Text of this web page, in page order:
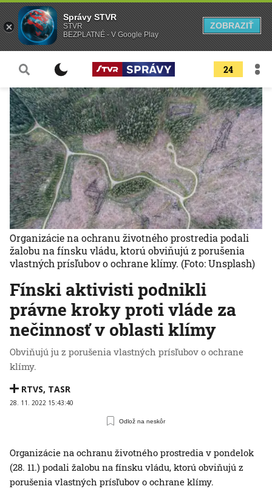
24
Fínski aktivisti podnikli
právne kroky proti vláde za
nečinnosť v oblasti klímy
Obviňujú ju z porušenia vlastných prísľubov o ochrane
klímy.
RTVS, TASR
28. 11. 2022 15:43:40
Odlož na neskôr
Organizácie na ochranu životného prostredia podali
žalobu na fínsku vládu, ktorú obviňujú z porušenia
vlastných prísľubov o ochrane klímy. (Foto: Unsplash)
Organizácie na ochranu životného prostredia v pondelok
(28. 11.) podali žalobu na fínsku vládu, ktorú obviňujú z
porušenia vlastných prísľubov o ochrane klímy.
Správy STVR
STVR
BEZPLATNÉ - V Google Play
ZOBRAZIŤ